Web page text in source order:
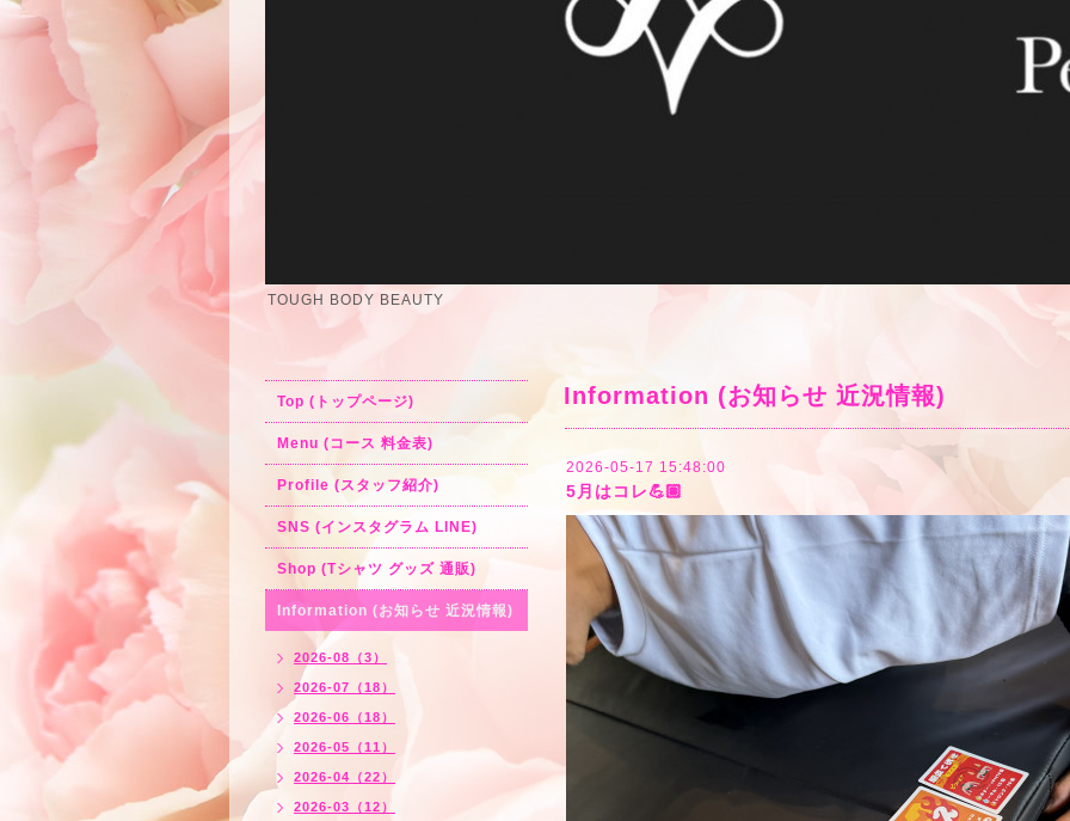
TOUGH BODY BEAUTY
Information (お知らせ 近況情報)
2026-05-17 15:48:00
5月はコレ💪🏽
Top (トップページ)
Menu (コース 料金表)
Profile (スタッフ紹介)
SNS (インスタグラム LINE)
Shop (Tシャツ グッズ 通販)
Information (お知らせ 近況情報)
2026-08（3）
2026-07（18）
2026-06（18）
2026-05（11）
2026-04（22）
2026-03（12）